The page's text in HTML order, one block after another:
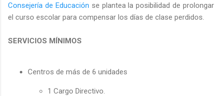
Consejería de Educación se plantea la posibilidad de prolongar
el curso escolar para compensar los días de clase perdidos.
SERVICIOS MÍNIMOS
Centros de más de 6 unidades
1 Cargo Directivo.